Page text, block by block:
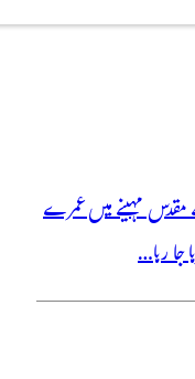
مقدس مہینے میں عمرے
رہا…